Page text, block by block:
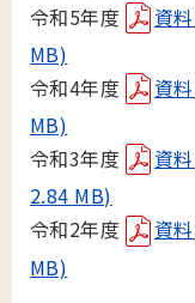
令和5年度
資
MB)
令和4年度
資
MB)
令和3年度
資
2.84 MB)
令和2年度
資
MB)